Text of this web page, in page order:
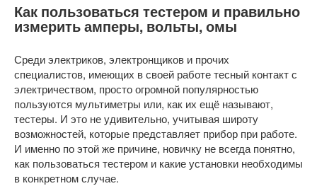
Как пользоваться тестером и правильно
измерить амперы, вольты, омы
Среди электриков, электронщиков и прочих
специалистов, имеющих в своей работе тесный контакт с
электричеством, просто огромной популярностью
пользуются мультиметры или, как их ещё называют,
тестеры. И это не удивительно, учитывая широту
возможностей, которые представляет прибор при работе.
И именно по этой же причине, новичку не всегда понятно,
как пользоваться тестером и какие установки необходимы
в конкретном случае.